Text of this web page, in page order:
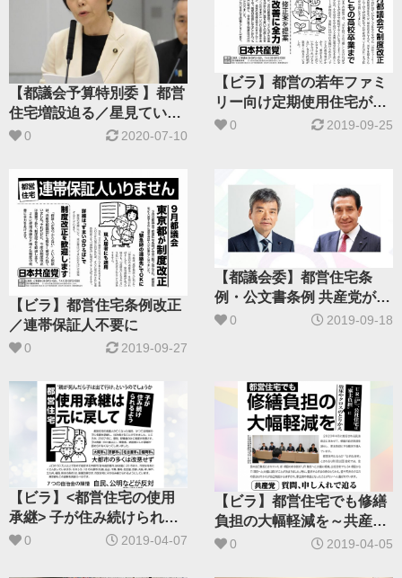
【都議会予算特別委 】都営
住宅増設迫る／星見てい子
都議が追及
0 2020-07-10
【ビラ】都営の若年ファミ
リー向け定期使用住宅が制
度改正
0 2019-09-25
【ビラ】都営住宅条例改正
／連帯保証人不要に
0 2019-09-27
【都議会委】都営住宅条
例・公文書条例 共産党が修
正案提出
0 2019-09-18
【ビラ】<都営住宅の使用
承継> 子が住み続けられる
よう元に戻して
0 2019-04-07
【ビラ】都営住宅でも修繕
負担の大幅軽減を～共産党
都議団が質問・申し入れで
0 2019-04-05